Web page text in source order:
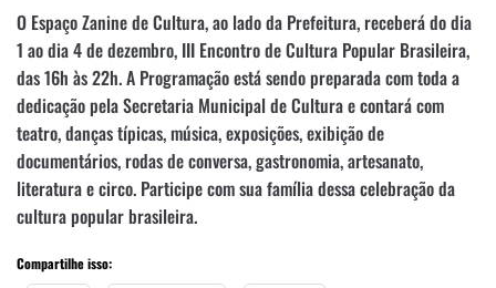
O Espaço Zanine de Cultura, ao lado da Prefeitura, receberá do dia
1 ao dia 4 de dezembro, III Encontro de Cultura Popular Brasileira,
das 16h às 22h. A Programação está sendo preparada com toda a
dedicação pela Secretaria Municipal de Cultura e contará com
teatro, danças típicas, música, exposições, exibição de
documentários, rodas de conversa, gastronomia, artesanato,
literatura e circo. Participe com sua família dessa celebração da
cultura popular brasileira.
Compartilhe isso: